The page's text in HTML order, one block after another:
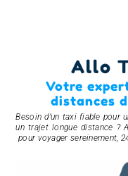
Allo
Votre
distances
Besoin d’un taxi fiable pour
un trajet longue distance ?
pour voyager sereinement,